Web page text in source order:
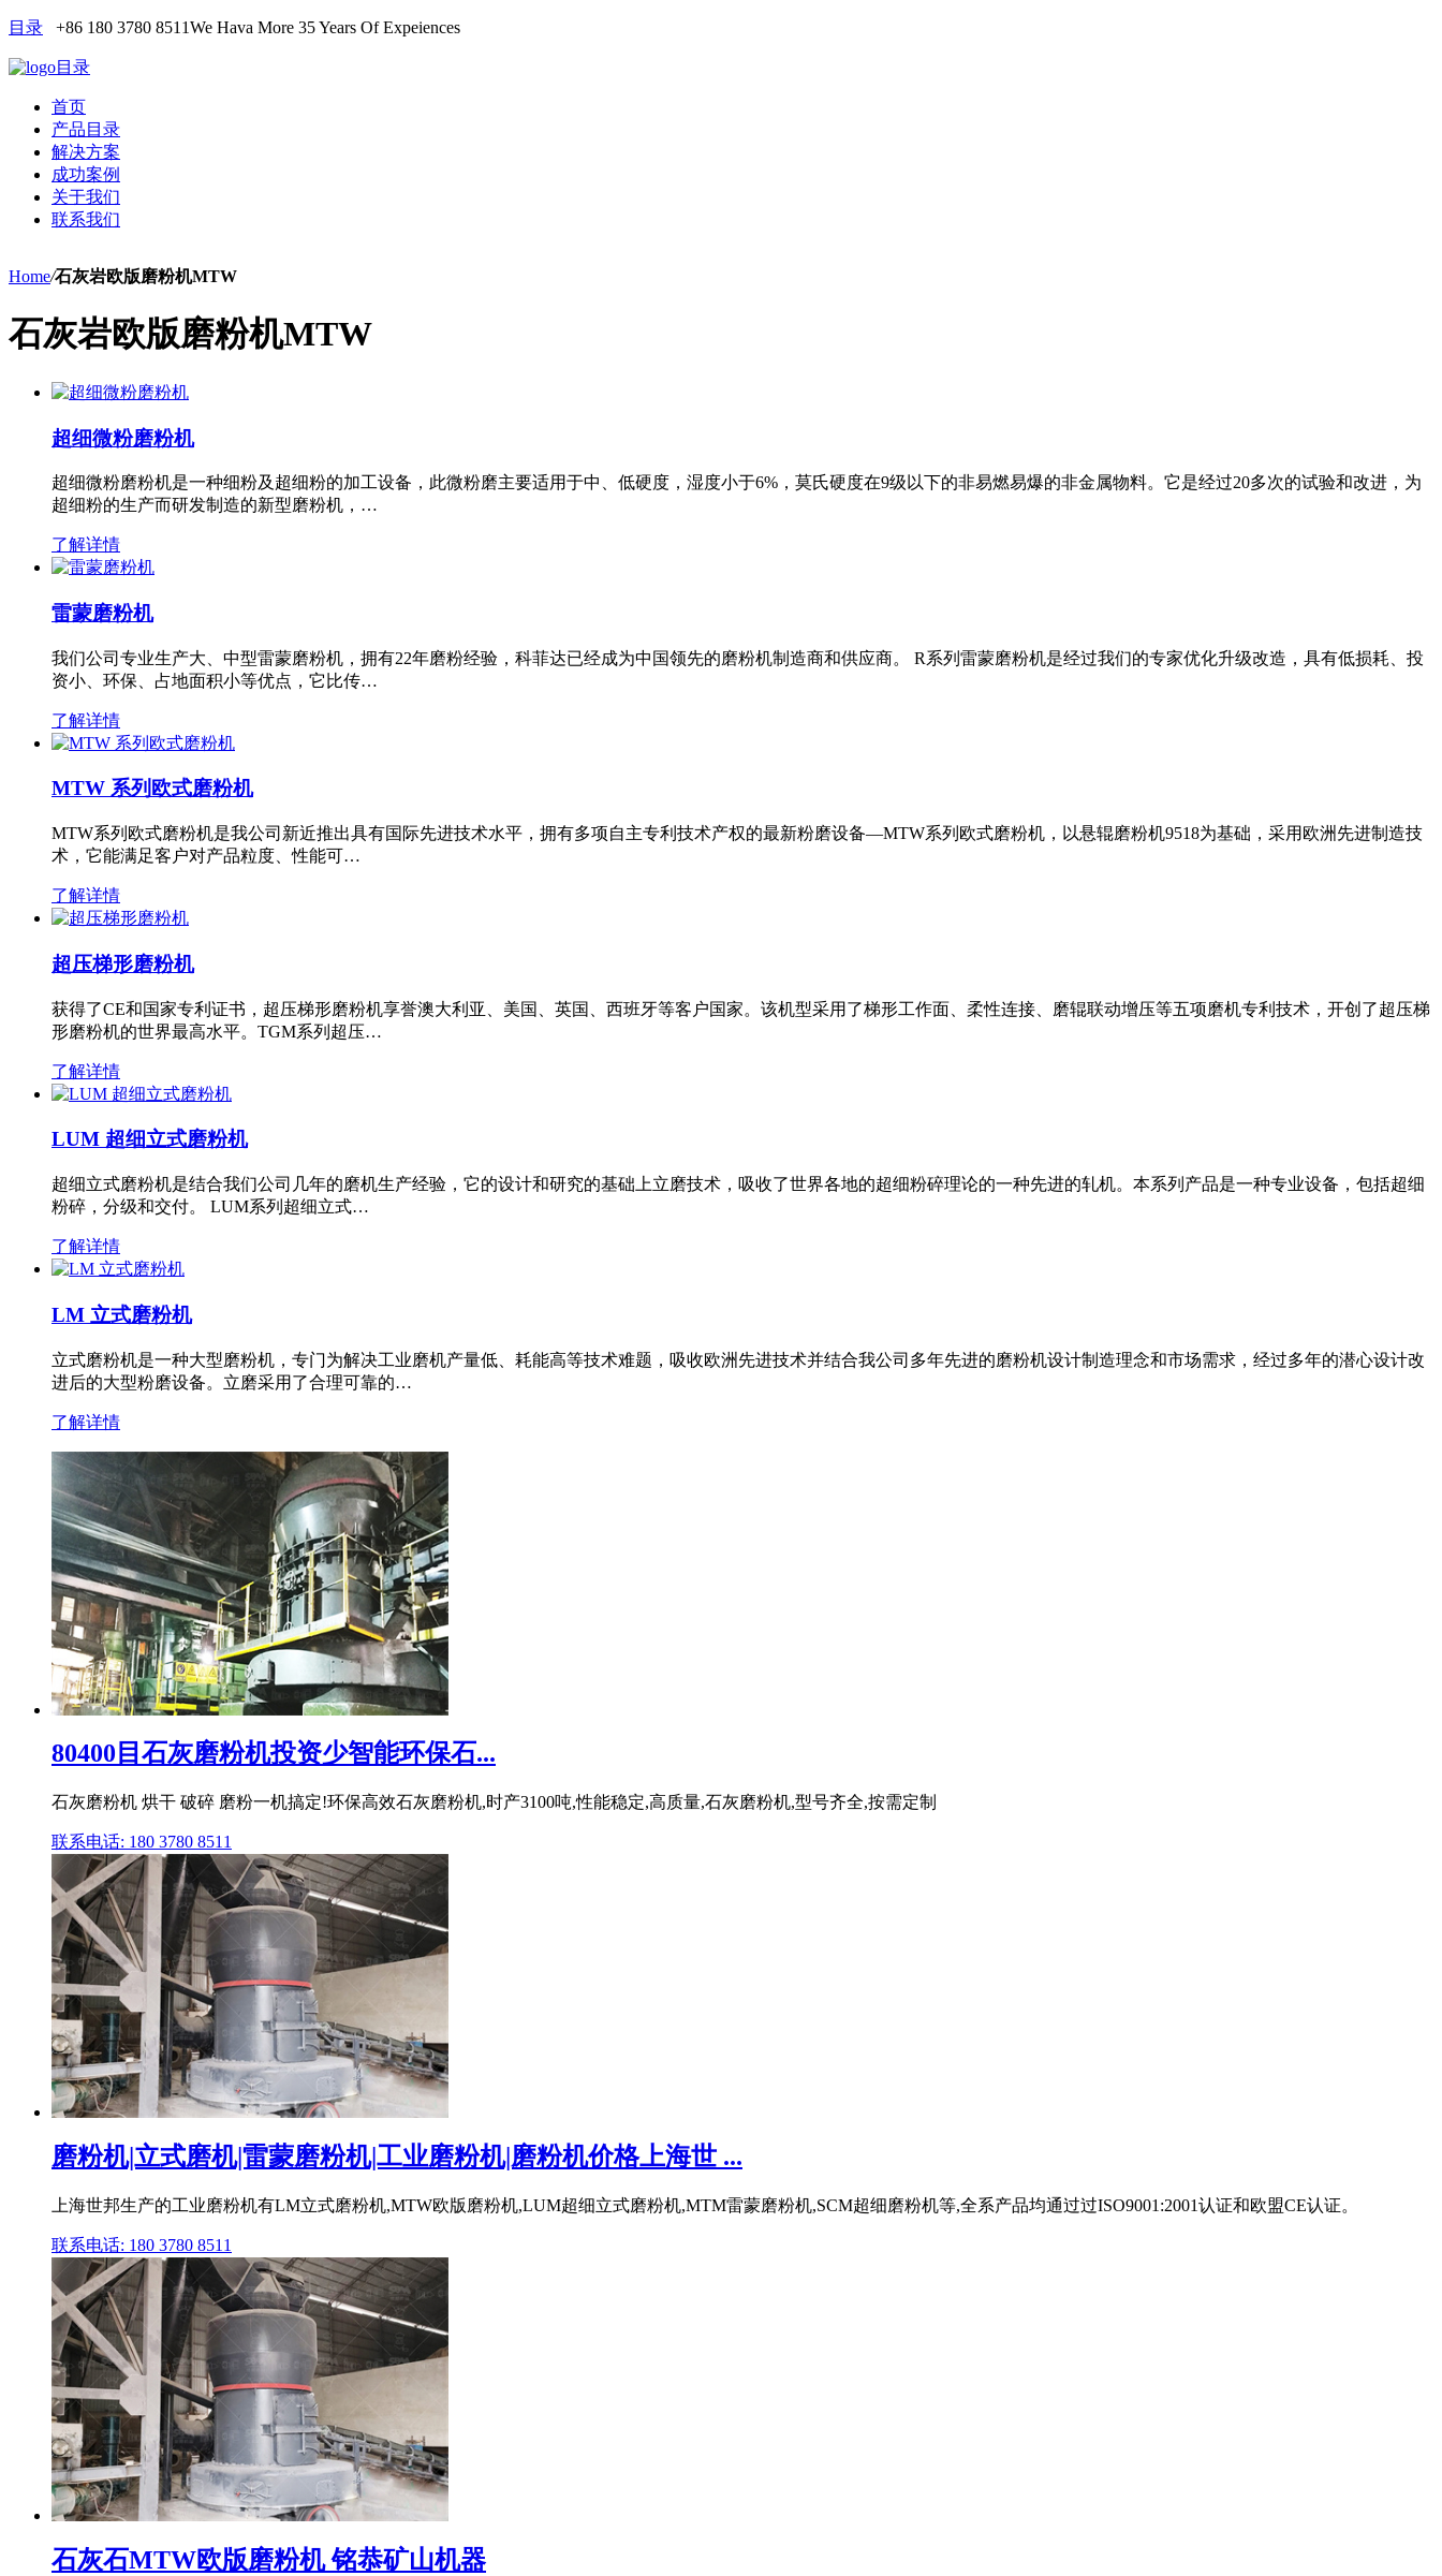
目录 +86 180 3780 8511We Hava More 35 Years Of Expeiences
目录
首页
产品目录
解决方案
成功案例
关于我们
联系我们
Home/石灰岩欧版磨粉机MTW
石灰岩欧版磨粉机MTW
超细微粉磨粉机
超细微粉磨粉机是一种细粉及超细粉的加工设备，此微粉磨主要适用于中、低硬度，湿度小于6%，莫氏硬度在9级以下的非易燃易爆的非金属物料。它是经过20多次的试验和改进，为
超细粉的生产而研发制造的新型磨粉机，…
了解详情
雷蒙磨粉机
我们公司专业生产大、中型雷蒙磨粉机，拥有22年磨粉经验，科菲达已经成为中国领先的磨粉机制造商和供应商。 R系列雷蒙磨粉机是经过我们的专家优化升级改造，具有低损耗、投
资小、环保、占地面积小等优点，它比传…
了解详情
MTW 系列欧式磨粉机
MTW系列欧式磨粉机是我公司新近推出具有国际先进技术水平，拥有多项自主专利技术产权的最新粉磨设备—MTW系列欧式磨粉机，以悬辊磨粉机9518为基础，采用欧洲先进制造技
术，它能满足客户对产品粒度、性能可…
了解详情
超压梯形磨粉机
获得了CE和国家专利证书，超压梯形磨粉机享誉澳大利亚、美国、英国、西班牙等客户国家。该机型采用了梯形工作面、柔性连接、磨辊联动增压等五项磨机专利技术，开创了超压梯
形磨粉机的世界最高水平。TGM系列超压…
了解详情
LUM 超细立式磨粉机
超细立式磨粉机是结合我们公司几年的磨机生产经验，它的设计和研究的基础上立磨技术，吸收了世界各地的超细粉碎理论的一种先进的轧机。本系列产品是一种专业设备，包括超细
粉碎，分级和交付。 LUM系列超细立式…
了解详情
LM 立式磨粉机
立式磨粉机是一种大型磨粉机，专门为解决工业磨机产量低、耗能高等技术难题，吸收欧洲先进技术并结合我公司多年先进的磨粉机设计制造理念和市场需求，经过多年的潜心设计改
进后的大型粉磨设备。立磨采用了合理可靠的…
了解详情
80400目石灰磨粉机投资少智能环保石...
石灰磨粉机 烘干 破碎 磨粉一机搞定!环保高效石灰磨粉机,时产3100吨,性能稳定,高质量,石灰磨粉机,型号齐全,按需定制
联系电话: 180 3780 8511
磨粉机|立式磨机|雷蒙磨粉机|工业磨粉机|磨粉机价格上海世 ...
上海世邦生产的工业磨粉机有LM立式磨粉机,MTW欧版磨粉机,LUM超细立式磨粉机,MTM雷蒙磨粉机,SCM超细磨粉机等,全系产品均通过过ISO9001:2001认证和欧盟CE认证。
联系电话: 180 3780 8511
石灰石MTW欧版磨粉机 铭恭矿山机器